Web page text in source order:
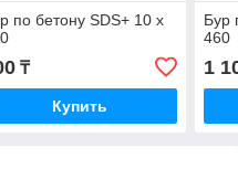
по бетону SDS+ 10 х
₸
Купить
Бур
460
1